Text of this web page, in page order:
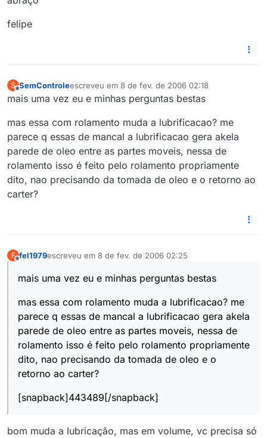
felipe
S
Offline
SemControleescreveu em 8 de fev. de 2006 02:18
última edição por
mais uma vez eu e minhas perguntas bestas
mas essa com rolamento muda a lubrificacao? me
parece q essas de mancal a lubrificacao gera akela
parede de oleo entre as partes moveis, nessa de
rolamento isso é feito pelo rolamento propriamente
dito, nao precisando da tomada de oleo e o retorno ao
carter?
F fel1979escreveu em 8 de fev. de 2006 02:25
última edição por
mais uma vez eu e minhas perguntas bestas
mas essa com rolamento muda a lubrificacao? me
parece q essas de mancal a lubrificacao gera akela
parede de oleo entre as partes moveis, nessa de
rolamento isso é feito pelo rolamento propriamente
dito, nao precisando da tomada de oleo e o
retorno ao carter?
[snapback]443489[/snapback]
bom muda a lubricação, mas em volume, vc precisa só